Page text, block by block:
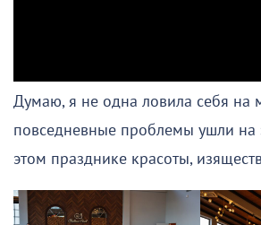
Думаю, я не одна ловила себя на
повседневные проблемы ушли на
этом празднике красоты,